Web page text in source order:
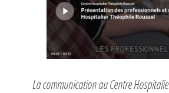
La communication au Centre